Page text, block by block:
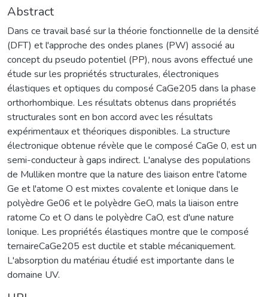
Abstract
Dans ce travail basé sur la théorie fonctionnelle de la densité
(DFT) et l'approche des ondes planes (PW) associé au
concept du pseudo potentiel (PP), nous avons effectué une
étude sur les propriétés structurales, électroniques
élastiques et optiques du composé CaGe205 dans la phase
orthorhombique. Les résultats obtenus dans propriétés
structurales sont en bon accord avec les résultats
expérimentaux et théoriques disponibles. La structure
électronique obtenue révèle que le composé CaGe 0, est un
semi-conducteur à gaps indirect. L'analyse des populations
de Mulliken montre que la nature des liaison entre l'atome
Ge et l'atome O est mixtes covalente et lonique dans le
polyèdre Ge06 et le polyèdre GeO, mals la liaison entre
ratome Co et O dans le polyèdre CaO, est d'une nature
lonique. Les propriétés élastiques montre que le composé
ternaireCaGe205 est ductile et stable mécaniquement.
L'absorption du matériau étudié est importante dans le
domaine UV.